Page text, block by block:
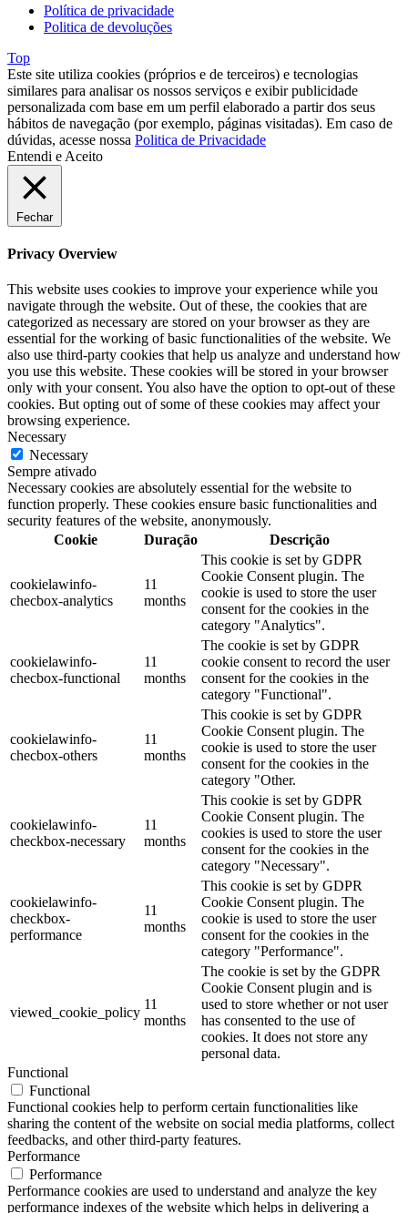
Política de privacidade
Politica de devoluções
Top
Este site utiliza cookies (próprios e de terceiros) e tecnologias
similares para analisar os nossos serviços e exibir publicidade
personalizada com base em um perfil elaborado a partir dos seus
hábitos de navegação (por exemplo, páginas visitadas). Em caso de
dúvidas, acesse nossa Politica de Privacidade
Entendi e Aceito
Fechar
Privacy Overview
This website uses cookies to improve your experience while you
navigate through the website. Out of these, the cookies that are
categorized as necessary are stored on your browser as they are
essential for the working of basic functionalities of the website. We
also use third-party cookies that help us analyze and understand how
you use this website. These cookies will be stored in your browser
only with your consent. You also have the option to opt-out of these
cookies. But opting out of some of these cookies may affect your
browsing experience.
Necessary
Necessary
Sempre ativado
Necessary cookies are absolutely essential for the website to
function properly. These cookies ensure basic functionalities and
security features of the website, anonymously.
Cookie
Duração Descrição
cookielawinfo-
checbox-analytics
11
months
This cookie is set by GDPR
Cookie Consent plugin. The
cookie is used to store the user
consent for the cookies in the
category "Analytics".
cookielawinfo-
checbox-functional
11
months
The cookie is set by GDPR
cookie consent to record the user
consent for the cookies in the
category "Functional".
cookielawinfo-
checbox-others
11
months
This cookie is set by GDPR
Cookie Consent plugin. The
cookie is used to store the user
consent for the cookies in the
category "Other.
cookielawinfo-
checkbox-necessary
11
months
This cookie is set by GDPR
Cookie Consent plugin. The
cookies is used to store the user
consent for the cookies in the
category "Necessary".
cookielawinfo-
checkbox-
performance
11
months
This cookie is set by GDPR
Cookie Consent plugin. The
cookie is used to store the user
consent for the cookies in the
category "Performance".
viewed_cookie_policy
11
months
The cookie is set by the GDPR
Cookie Consent plugin and is
used to store whether or not user
has consented to the use of
cookies. It does not store any
personal data.
Functional
Functional
Functional cookies help to perform certain functionalities like
sharing the content of the website on social media platforms, collect
feedbacks, and other third-party features.
Performance
Performance
Performance cookies are used to understand and analyze the key
performance indexes of the website which helps in delivering a